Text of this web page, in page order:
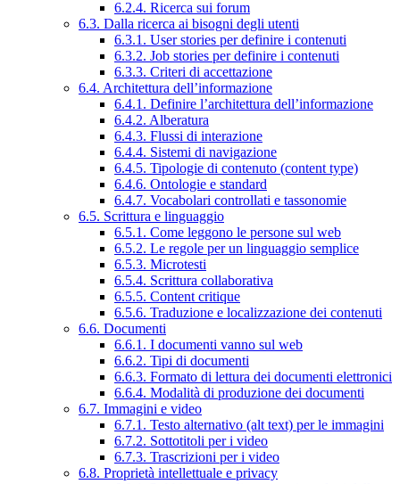
6.2.4. Ricerca sui forum
6.3. Dalla ricerca ai bisogni degli utenti
6.3.1. User stories per definire i contenuti
6.3.2. Job stories per definire i contenuti
6.3.3. Criteri di accettazione
6.4. Architettura dell’informazione
6.4.1. Definire l’architettura dell’informazione
6.4.2. Alberatura
6.4.3. Flussi di interazione
6.4.4. Sistemi di navigazione
6.4.5. Tipologie di contenuto (content type)
6.4.6. Ontologie e standard
6.4.7. Vocabolari controllati e tassonomie
6.5. Scrittura e linguaggio
6.5.1. Come leggono le persone sul web
6.5.2. Le regole per un linguaggio semplice
6.5.3. Microtesti
6.5.4. Scrittura collaborativa
6.5.5. Content critique
6.5.6. Traduzione e localizzazione dei contenuti
6.6. Documenti
6.6.1. I documenti vanno sul web
6.6.2. Tipi di documenti
6.6.3. Formato di lettura dei documenti elettronici
6.6.4. Modalità di produzione dei documenti
6.7. Immagini e video
6.7.1. Testo alternativo (alt text) per le immagini
6.7.2. Sottotitoli per i video
6.7.3. Trascrizioni per i video
6.8. Proprietà intellettuale e privacy